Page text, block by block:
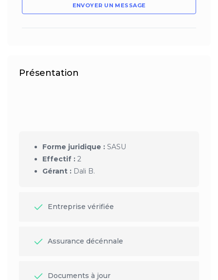
ENVOYER UN MESSAGE
Présentation
Forme juridique : SASU
Effectif : 2
Gérant : Dali B.
Entreprise vérifiée
Assurance décénnale
Documents à jour